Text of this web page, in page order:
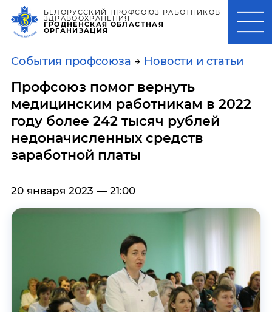
БЕЛОРУССКИЙ ПРОФСОЮЗ РАБОТНИКОВ
ЗДРАВООХРАНЕНИЯ
ГРОДНЕНСКАЯ ОБЛАСТНАЯ
ОРГАНИЗАЦИЯ
События профсоюза → Новости и статьи
Профсоюз помог вернуть
медицинским работникам в 2022
году более 242 тысяч рублей
недоначисленных средств
заработной платы
20 января 2023 — 21:00